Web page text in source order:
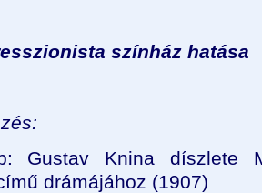
színház hatása
Gustav Knina díszlete
drámájához (1907)